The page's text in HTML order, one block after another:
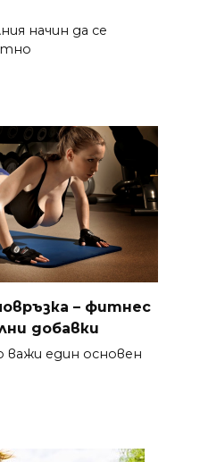
начин да се
– фитнес
добавки
един основен